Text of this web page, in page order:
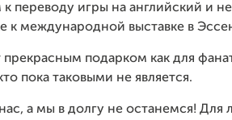
переводу игры на английский и
к международной выставке в
прекрасным подарком как для
пока таковыми не является.
а мы в долгу не останемся! Для